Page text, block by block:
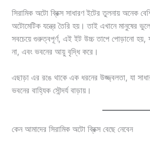
সিরামিক অটো ব্রিক্স সাধারণ ইটের তুলনায় অনেক
অটোমেটিক যন্ত্রে তৈরি হয়। তাই এখানে মানুষের
সবচেয়ে গুরুত্বপূর্ণ, এই ইট উচ্চ তাপে পোড়ানো হয়,
না, এবং ভবনের আয়ু বৃদ্ধি করে।
এছাড়া এর রঙে থাকে এক ধরনের উজ্জ্বলতা, যা
ভবনের বাহ্যিক সৌন্দর্য বাড়ায়।
কেন আমাদের সিরামিক অটো ব্রিক্স বেছে নেবেন